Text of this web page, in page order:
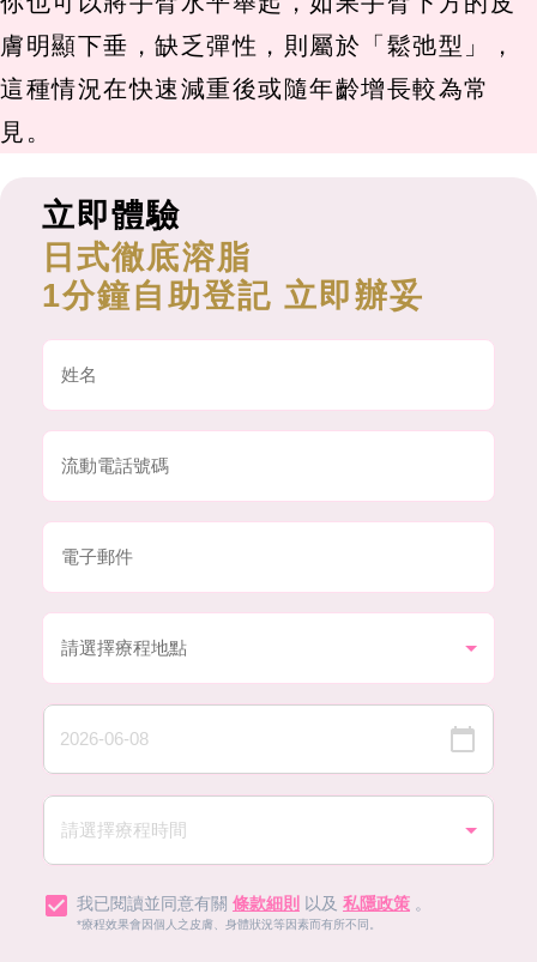
膚明顯下垂，缺乏彈性，則屬於「鬆弛型」，
這種情況在快速減重後或隨年齡增長較為常
見。
立即體驗
日式徹底溶脂
1分鐘自助登記 立即辦妥
我已閱讀並同意有關 條款細則 以及 私隱政策 。
*療程效果會因個人之皮膚、身體狀況等因素而有所不同。